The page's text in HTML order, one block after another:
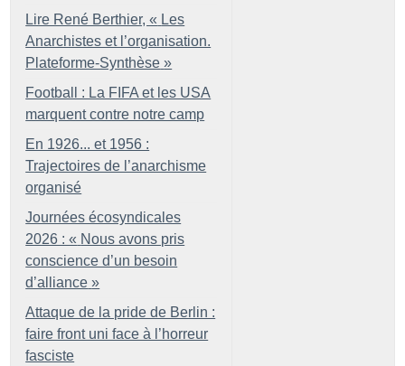
Lire René Berthier, « Les
Anarchistes et l’organisation.
Plateforme-Synthèse »
Football : La FIFA et les USA
marquent contre notre camp
En 1926... et 1956 :
Trajectoires de l’anarchisme
organisé
Journées écosyndicales
2026 : « Nous avons pris
conscience d’un besoin
d’alliance »
Attaque de la pride de Berlin :
faire front uni face à l’horreur
fasciste